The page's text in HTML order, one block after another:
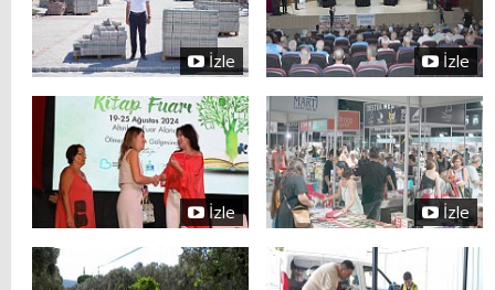
İzle İzle
İzle İzle